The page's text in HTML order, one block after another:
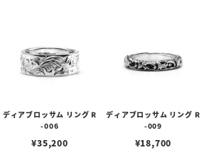
ディアブロッサム リング R
-006
¥35,200
ディアブロッサム リング R
-009
¥18,700